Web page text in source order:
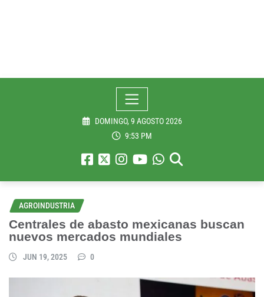
DOMINGO, 9 AGOSTO 2026
9:53 PM
AGROINDUSTRIA
Centrales de abasto mexicanas buscan
nuevos mercados mundiales
JUN 19, 2025 0